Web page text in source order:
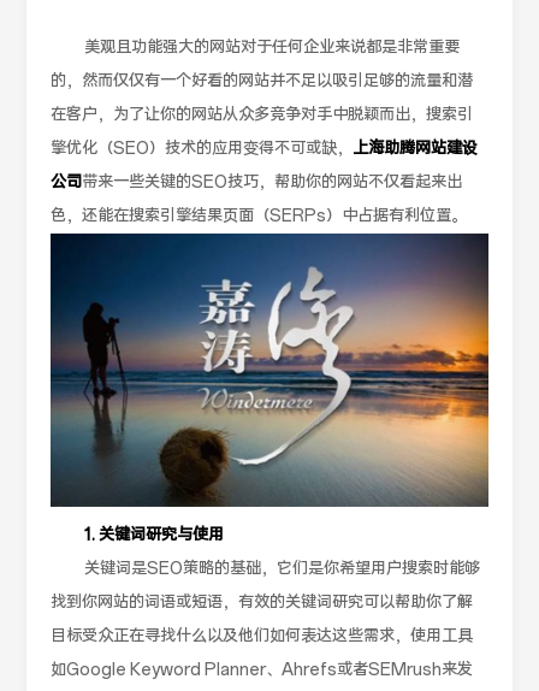
美观且功能强大的网站对于任何企业来说都是非常重要
的，然而仅仅有一个好看的网站并不足以吸引足够的流量和潜
在客户，为了让你的网站从众多竞争对手中脱颖而出，搜索引
擎优化（SEO）技术的应用变得不可或缺， 上海助腾网站建设
公司带来一些关键的SEO技巧，帮助你的网站不仅看起来出
色，还能在搜索引擎结果页面（SERPs）中占据有利位置。
1. 关键词研究与使用
关键词是SEO策略的基础，它们是你希望用户搜索时能够
找到你网站的词语或短语，有效的关键词研究可以帮助你了解
目标受众正在寻找什么以及他们如何表达这些需求，使用工具
如Google Keyword Planner、Ahrefs或者SEMrush来发